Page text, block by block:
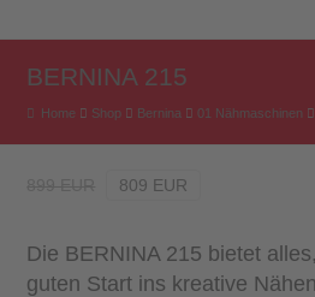
BERNINA 215
Home Shop Bernina 01 Nähmaschinen
809 EUR
Die BERNINA 215 bietet
guten Start ins kreative